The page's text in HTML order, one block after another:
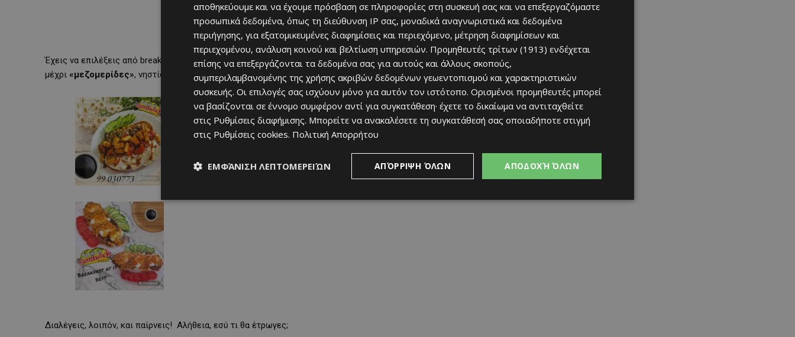
Έχεις να επιλέξεις από breakfast, σπιτικά burgers, sandwich με διάφορους συνδυασμούς υλικών, μυρωδάτα σουβλάκια,
μέχρι «μεζομερίδες», νηστίσιμα πιάτα και πολλά άλλα.
Διαλέγεις, λοιπόν, και παίρνεις! Αλήθεια, εσύ τι θα έτρωγες;
αποθηκεύουμε και να έχουμε πρόσβαση σε πληροφορίες στη συσκευή σας και να επεξεργαζόμαστε
προσωπικά δεδομένα, όπως τη διεύθυνση IP σας, μοναδικά αναγνωριστικά και δεδομένα
περιήγησης, για εξατομικευμένες διαφημίσεις και περιεχόμενο, μέτρηση διαφημίσεων και
περιεχομένου, ανάλυση κοινού και βελτίωση υπηρεσιών. Προμηθευτές τρίτων (1913) ενδέχεται
επίσης να επεξεργάζονται τα δεδομένα σας για αυτούς και άλλους σκοπούς,
συμπεριλαμβανομένης της χρήσης ακριβών δεδομένων γεωεντοπισμού και χαρακτηριστικών
συσκευής. Οι επιλογές σας ισχύουν μόνο για αυτόν τον ιστότοπο. Ορισμένοι προμηθευτές μπορεί
να βασίζονται σε έννομο συμφέρον αντί για συγκατάθεση· έχετε το δικαίωμα να αντιταχθείτε
στις Ρυθμίσεις διαφήμισης. Μπορείτε να ανακαλέσετε τη συγκατάθεσή σας οποιαδήποτε στιγμή
στις Ρυθμίσεις cookies. Πολιτική Απορρήτου
ΑΠΟΔΟΧΉ ΌΛΩΝ
ΑΠΌΡΡΙΨΗ ΌΛΩΝ
ΕΜΦΆΝΙΣΗ ΛΕΠΤΟΜΕΡΕΙΏΝ